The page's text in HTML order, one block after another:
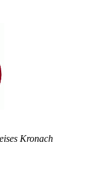
Kronach